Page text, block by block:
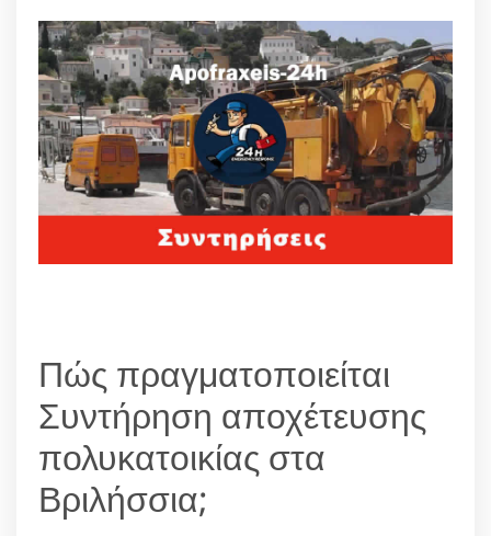
Πώς πραγματοποιείται
Συντήρηση αποχέτευσης
πολυκατοικίας στα
Βριλήσσια;